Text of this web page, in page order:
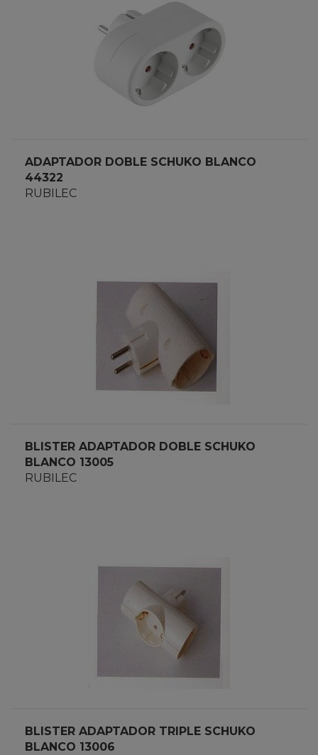
ADAPTADOR DOBLE SCHUKO BLANCO
44322
RUBILEC
BLISTER ADAPTADOR DOBLE SCHUKO
BLANCO 13005
RUBILEC
BLISTER ADAPTADOR TRIPLE SCHUKO
BLANCO 13006